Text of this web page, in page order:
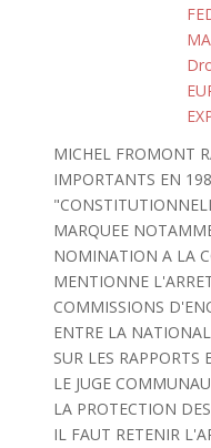
MICHEL FROMONT
IMPORTANTS EN
MARQUEE
NOMINATION A LA
MENTIONNE
COMMISSIONS
ENTRE LA
SUR LES RAPPORTS
LE JUGE
LA PROTECTION
IL FAUT RETENIR